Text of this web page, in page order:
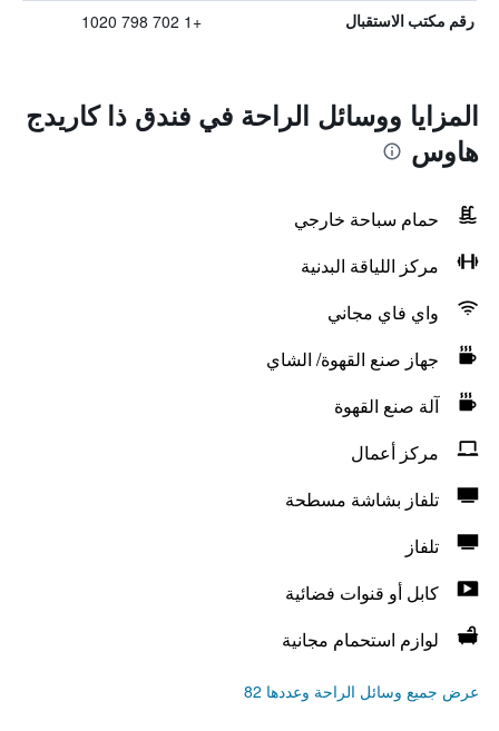
رقم مكتب الاستقبال +1 702 798 1020
المزايا ووسائل الراحة في فندق ذا كاريدج
هاوس
حمام سباحة خارجي
مركز اللياقة البدنية
واي فاي مجاني
جهاز صنع القهوة/ الشاي
آلة صنع القهوة
مركز أعمال
تلفاز بشاشة مسطحة
تلفاز
كابل أو قنوات فضائية
لوازم استحمام مجانية
عرض جميع وسائل الراحة وعددها 82